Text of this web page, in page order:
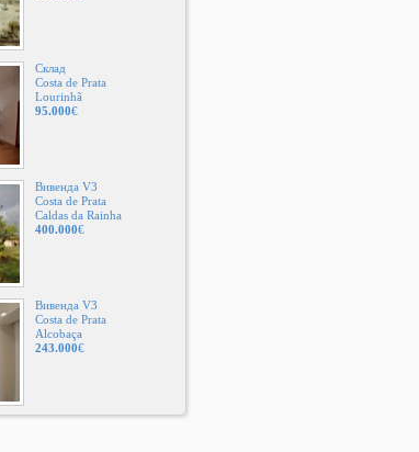
Склад
Costa de Prata
Lourinhã
95.000€
Вивенда V3
Costa de Prata
Caldas da Rainha
400.000€
Вивенда V3
Costa de Prata
Alcobaça
243.000€